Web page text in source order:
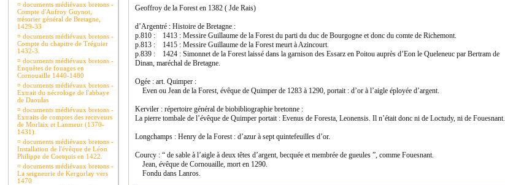
¤ documents médiévaux bretons -
Compte d'Aufroy Guynot,
trésorier général de Bretagne,
1429-33
¤ documents médiévaux bretons -
Compte du chapitre de Tréguier
1432-3.
¤ documents médiévaux bretons -
Enquêtes de fouages en
Cornouaille 1440-1480
¤ documents médiévaux bretons -
Extrait du nécrologe de l'abbaye
de Daoulas
¤ documents médiévaux bretons -
Extraits de comptes des receveurs
de Morlaix et Lanmeur (1370-
1431).
¤ documents médiévaux bretons -
Installation de l'évêque de Léon
Philippe de Coetquis en 1422.
¤ documents médiévaux bretons -
La seigneurie de Kergorlay vers
1470
Geoffroy de la Forest en 1382 ( Jde Rais)
d’Argentré : Histoire de Bretagne :
p.810 : 1413 : Messire Guillaume de la Forest du parti du duc de Bourgogne et donc du comte de Richemont.
p.813 : 1415 : Messire Guillaume de la Forest meurt à Azincourt.
p.839 : 1424 : Simonnet de la Forest laissé dans la garnison des Essarz en Poitou auprès d’Eon le Queleneuc par Bertram de
Dinan, maréchal de Bretagne.
Ogée : art. Quimper :
Even ou Jean de la Forest, évêque de Quimper de 1283 à 1290, portait : d’or à l’aigle éployée d’argent.
Kerviler : répertoire général de biobibliographie bretonne :
La pierre tombale de l’évêque de Quimper portait : Evenus de Foresta, Leonensis. Il n’était donc ni de Loctudy, ni de Fouesnant.
Longchamps : Henry de la Forest : d’azur à sept quintefeuilles d’or.
Courcy : “ de sable à l’aigle à deux têtes d’argent, becquée et membrée de gueules ”, comme Fouesnant.
Jean, évêque de Cornouaille, mort en 1290.
Fondu dans Lanros.